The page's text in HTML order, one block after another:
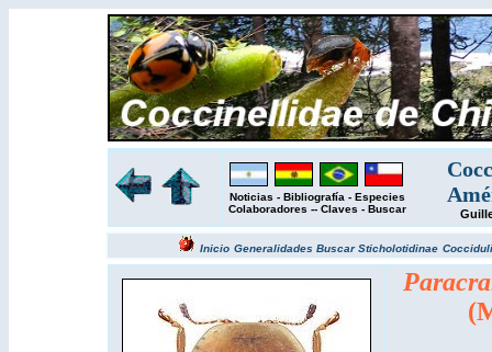
Noticias - Bibliografía - Especies
Colaboradores -- Claves - Buscar
Inicio Generalidades BuscarSticholotidinae